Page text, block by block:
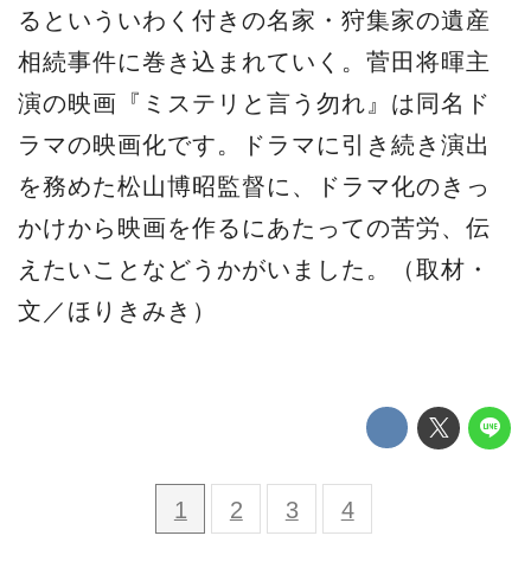
るといういわく付きの名家・狩集家の遺産
相続事件に巻き込まれていく。菅田将暉主
演の映画『ミステリと言う勿れ』は同名ド
ラマの映画化です。ドラマに引き続き演出
を務めた松山博昭監督に、ドラマ化のきっ
かけから映画を作るにあたっての苦労、伝
えたいことなどうかがいました。（取材・
文／ほりきみき）
1 2 3 4